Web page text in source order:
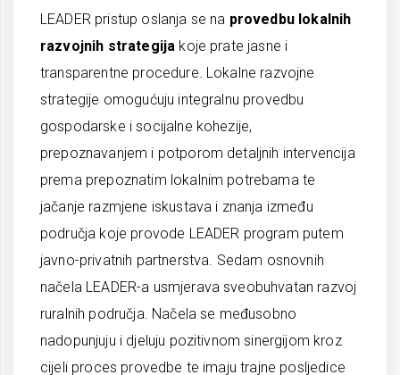
LEADER pristup oslanja se na provedbu lokalnih
razvojnih strategija koje prate jasne i
transparentne procedure. Lokalne razvojne
strategije omogućuju integralnu provedbu
gospodarske i socijalne kohezije,
prepoznavanjem i potporom detaljnih intervencija
prema prepoznatim lokalnim potrebama te
jačanje razmjene iskustava i znanja između
područja koje provode LEADER program putem
javno-privatnih partnerstva. Sedam osnovnih
načela LEADER-a usmjerava sveobuhvatan razvoj
ruralnih područja. Načela se međusobno
nadopunjuju i djeluju pozitivnom sinergijom kroz
cijeli proces provedbe te imaju trajne posljedice